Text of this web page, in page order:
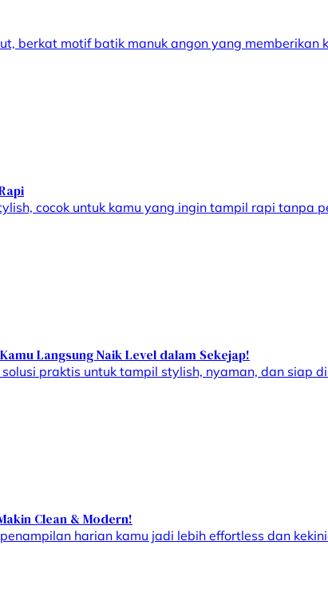
berkat motif batik manuk angon yang memberikan
cocok untuk kamu yang ingin tampil rapi tanpa
Langsung Naik Level dalam Sekejap!
praktis untuk tampil stylish, nyaman, dan siap
Clean & Modern!
harian kamu jadi lebih effortless dan